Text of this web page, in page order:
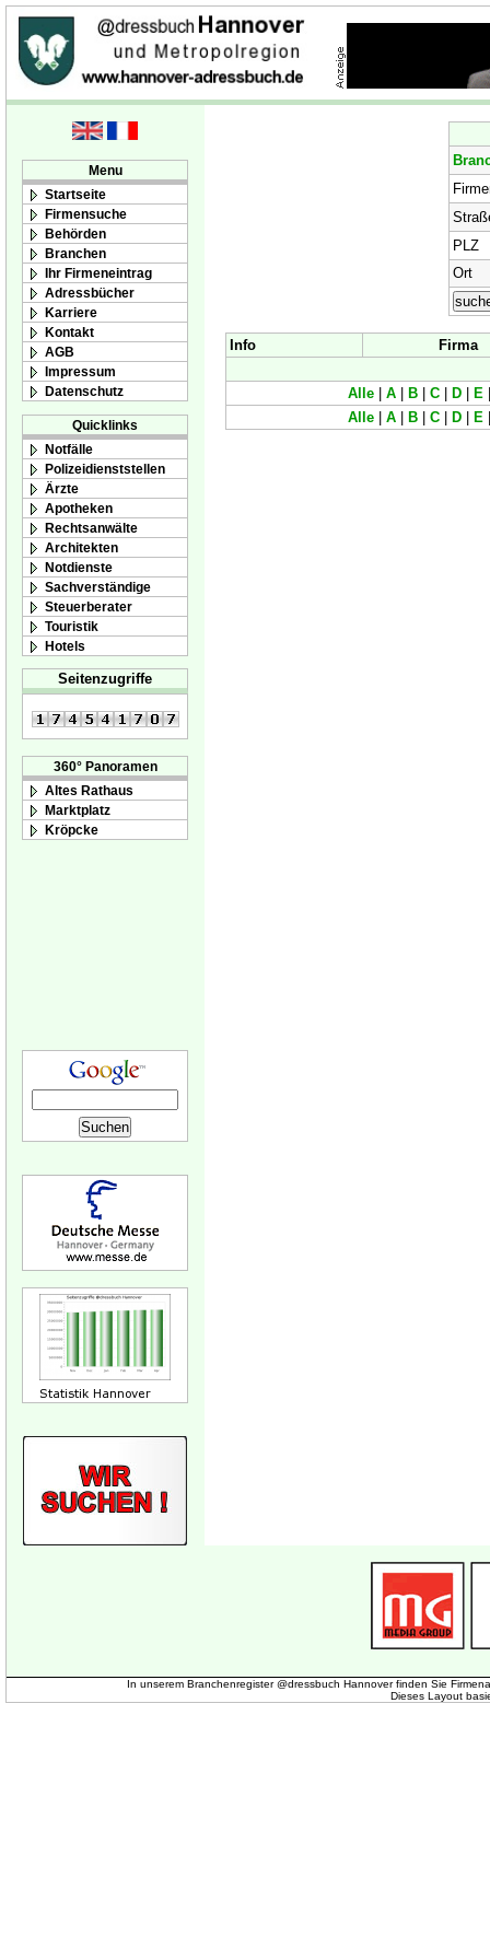
Menu
Startseite
Firmensuche
Behörden
Branchen
Ihr Firmeneintrag
Adressbücher
Karriere
Kontakt
AGB
Impressum
Datenschutz
Quicklinks
Notfälle
Polizeidienststellen
Ärzte
Apotheken
Rechtsanwälte
Architekten
Notdienste
Sachverständige
Steuerberater
Touristik
Hotels
Seitenzugriffe
360° Panoramen
Altes Rathaus
Marktplatz
Kröpcke
PLZ
Ort
Info Firma
Alle A B C D E
Alle
A B C D E
In unserem Branchenregister @dressbuch Hannover finden Sie
Dieses Layout